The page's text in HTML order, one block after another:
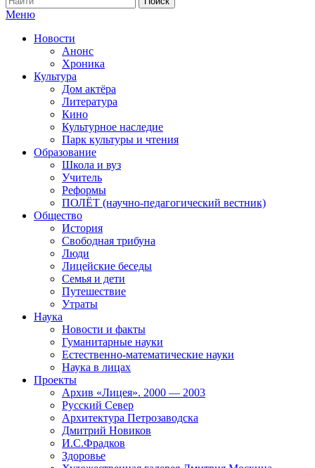
Меню
Новости
Анонс
Хроника
Культура
Дом актёра
Литература
Кино
Культурное наследие
Парк культуры и чтения
Образование
Школа и вуз
Учитель
Реформы
ПОЛЁТ (научно-педагогический вестник)
Общество
История
Свободная трибуна
Люди
Лицейские беседы
Семья и дети
Путешествие
Утраты
Наука
Новости и факты
Гуманитарные науки
Естественно-математические науки
Наука в лицах
Проекты
Архив «Лицея». 2000 — 2003
Русский Север
Архитектура Петрозаводска
Дмитрий Новиков
И.С.Фрадков
Здоровье